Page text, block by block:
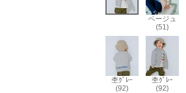
ベージュ
(51)
杢ｸﾞﾚｰ
(92)
杢ｸﾞﾚｰ
(92)